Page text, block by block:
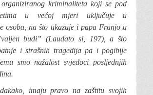
kriminaliteta koji se pod
u većoj mjeri uključuje u
osoba, na što ukazuje i papa Franjo u
budi” (Laudato si, 197), a što
i strašnih tragedija pa i pogibije
smo nažalost svjedoci posljednjih
imaju pravona zaštitu svojih